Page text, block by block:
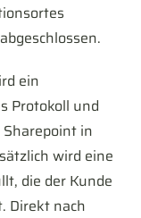
ein
Protokoll und
in
wird eine
die der Kunde
Direkt nach